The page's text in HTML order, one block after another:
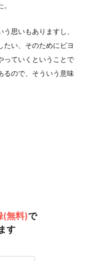
思いもありますし、
たい、そのためにビヨ
っていくということで
るので、そういう意味
(無料)で
す